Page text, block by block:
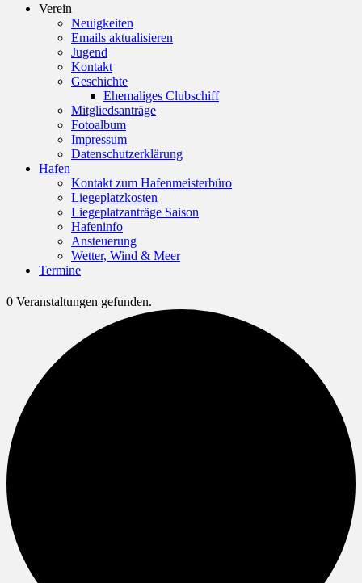
Verein
Neuigkeiten
Emails aktualisieren
Jugend
Kontakt
Geschichte
Ehemaliges Clubschiff
Mitgliedsanträge
Fotoalbum
Impressum
Datenschutzerklärung
Hafen
Kontakt zum Hafenmeisterbüro
Liegeplatzkosten
Liegeplatzanträge Saison
Hafeninfo
Ansteuerung
Wetter, Wind & Meer
Termine
0 Veranstaltungen gefunden.